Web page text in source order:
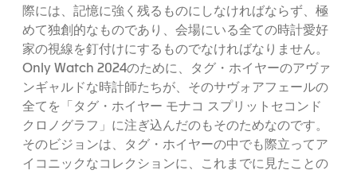
際には、記憶に強く残るものにしなければならず、極
めて独創的なものであり、会場にいる全ての時計愛好
家の視線を釘付けにするものでなければなりません。
Only Watch 2024のために、タグ・ホイヤーのアヴァ
ンギャルドな時計師たちが、そのサヴォアフェールの
全てを「タグ・ホイヤー モナコ スプリットセコンド
クロノグラフ」に注ぎ込んだのもそのためなのです。
そのビジョンは、タグ・ホイヤーの中でも際立ってア
イコニックなコレクションに、これまでに見たことの